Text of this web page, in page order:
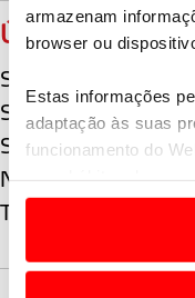
armazenam
browser ou
Estas informações
adaptação às suas
funcionamento do
e anúncios de modo
Em alguns casos, a
ÚLTIMAS
Sami Pajari alcança
Sami Pajari alcança
Sébastien Ogier
No Japão quem
Thierry Neuville